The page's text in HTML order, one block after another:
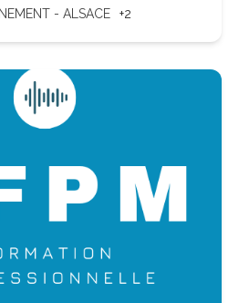
- ALSACE +2